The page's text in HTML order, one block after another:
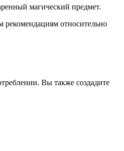
магический предмет.
рекомендациям относительно
Вы также создадите